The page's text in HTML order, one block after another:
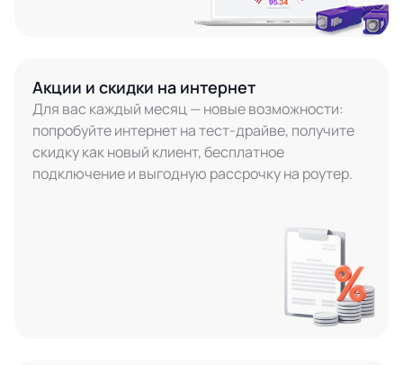
Акции и скидки на интернет
Для вас каждый месяц — новые возможности:
попробуйте интернет на тест-драйве, получите
скидку как новый клиент, бесплатное
подключение и выгодную рассрочку на роутер.